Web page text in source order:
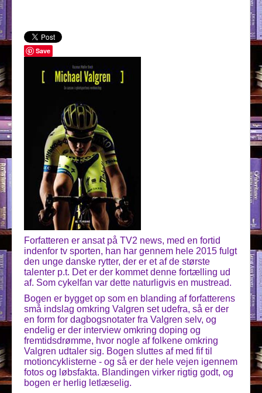
Konkurrencer
Save
Forfatteren er ansat på TV2 news, med en fortid
indenfor tv sporten, han har gennem hele 2015 fulgt
den unge danske rytter, der er et af de største
talenter p.t. Det er der kommet denne fortælling ud
af. Som cykelfan var dette naturligvis en mustread.
Bogen er bygget op som en blanding af forfatterens
små indslag omkring Valgren set udefra, så er der
en form for dagbogsnotater fra Valgren selv, og
endelig er der interview omkring doping og
fremtidsdrømme, hvor nogle af folkene omkring
Valgren udtaler sig. Bogen sluttes af med fif til
motioncyklisterne - og så er der hele vejen igennem
fotos og løbsfakta. Blandingen virker rigtig godt, og
bogen er herlig letlæselig.